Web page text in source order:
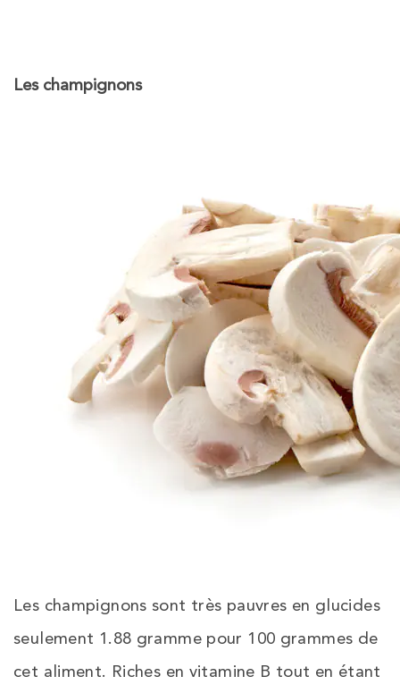
Les champignons
Les champignons sont très pauvres en glucides
seulement 1.88 gramme pour 100 grammes de
cet aliment. Riches en vitamine B tout en étant